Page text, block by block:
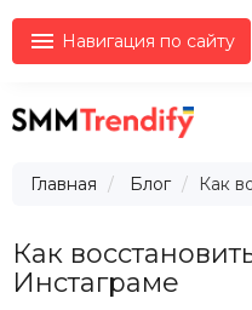
 Навигация по сайту
Главная Блог Как
Как
Инстаграме